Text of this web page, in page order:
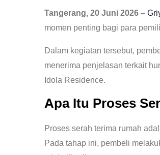
Tangerang, 20 Juni 2026 –
momen penting bagi para
Dalam kegiatan tersebut,
menerima penjelasan terkait
Idola Residence.
Apa Itu Proses
Proses serah terima rumah
Pada tahap ini, pembeli